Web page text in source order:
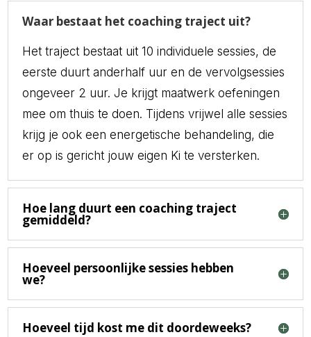
Waar bestaat het coaching traject uit?
Het traject bestaat uit 10 individuele sessies, de
eerste duurt anderhalf uur en de vervolgsessies
ongeveer 2 uur. Je krijgt maatwerk oefeningen
mee om thuis te doen. Tijdens vrijwel alle sessies
krijg je ook een energetische behandeling, die
er op is gericht jouw eigen Ki te versterken.
Hoe lang duurt een coaching traject
gemiddeld?
Hoeveel persoonlijke sessies hebben
we?
Hoeveel tijd kost me dit doordeweeks?